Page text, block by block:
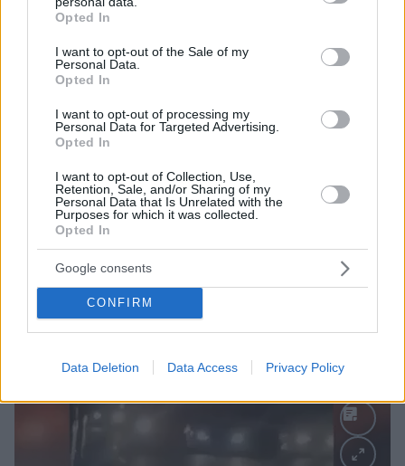
grant or deny consent to Google and its third-party tags to
use your data for below specified purposes in below Google
consent section.
Opted In
I want to opt-out of the Sale of my
Personal Data.
Opted In
I want to opt-out of processing my
Personal Data for Targeted Advertising.
Opted In
I want to opt-out of Collection, Use,
Retention, Sale, and/or Sharing of my
Personal Data that Is Unrelated with the
Purposes for which it was collected.
Opted In
Google consents
CONFIRM
Data Deletion Data Access Privacy Policy
Ασθενής ξυλοκόπησε νοσηλεύτρια στα Επείγοντα
του Ερυθρού Σταυρού, την άρπαξε από τα μαλλιά
και τη χτύπησε σε πόρτες - Τι καταγγέλλει η
09.08.2026, 10:51